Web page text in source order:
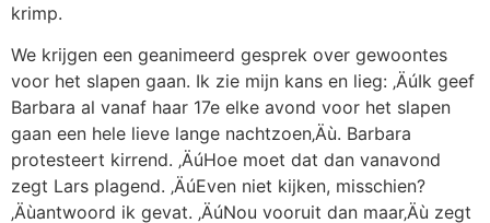
krimp.
We krijgen een geanimeerd gesprek over gewoontes
voor het slapen gaan. Ik zie mijn kans en lieg: ‚ÄúIk geef
Barbara al vanaf haar 17e elke avond voor het slapen
gaan een hele lieve lange nachtzoen‚Äù. Barbara
protesteert kirrend. ‚ÄúHoe moet dat dan vanavond
zegt Lars plagend. ‚ÄúEven niet kijken, misschien?
‚Äùantwoord ik gevat. ‚ÄúNou vooruit dan maar‚Äù zegt